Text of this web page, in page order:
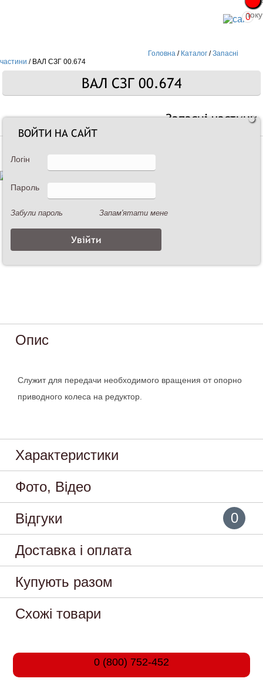
0
Головна / Каталог /Запасні
частини / ВАЛ СЗГ 00.674
ВАЛ СЗГ 00.674
Запасні частини
Опис
Служит для передачи необходимого вращения от опорно
приводного колеса на редуктор.
Характеристики
Фото, Відео
Відгуки
0
Доставка і оплата
Купують разом
Схожі товари
0 (800) 752-452
ВОЙТИ НА САЙТ
Логін
Пароль
Забули пароль Запам'ятати мене